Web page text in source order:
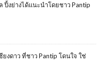
ปิ้งย่างได้แนะนำโดยชาว Pantip
งดาว ที่ชาว Pantip โดนใจ ใช่